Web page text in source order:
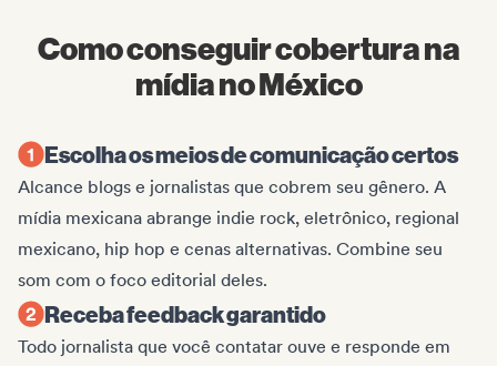
Como conseguir cobertura na
mídia no México
Escolha os meios de comunicação certos
Alcance blogs e jornalistas que cobrem seu gênero. A
mídia mexicana abrange indie rock, eletrônico, regional
mexicano, hip hop e cenas alternativas. Combine seu
som com o foco editorial deles.
Receba feedback garantido
Todo jornalista que você contatar ouve e responde em